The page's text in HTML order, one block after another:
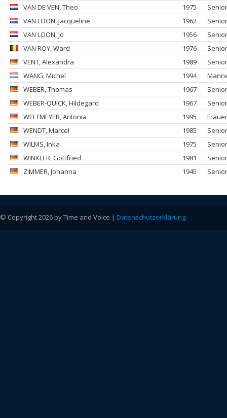
VAN DE VEN, Theo 1975
VAN LOON, Jacqueline 1962
VAN LOON, Jo 1956
VAN ROY, Ward 1976
VENT, Alexandra 1989
WANG, Michel 1994
WEBER, Thomas 1967
WEBER-QUICK, Hildegard 1967
WELTMEYER, Antonia 1995
WENDT, Marcel 1985
WILMS, Inka 1975
WINKLER, Gottfried 1981
ZIMMER, Johanna 1945
© Copyright 2026 by Time and Voice | Datenschutzerklärung